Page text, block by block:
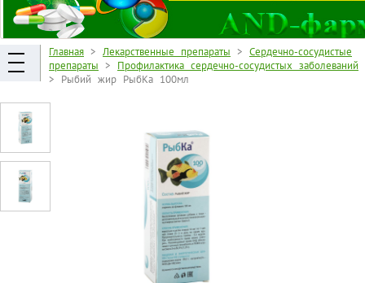
Главная > Лекарственные препараты > Сердечно-сосудистые
препараты > Профилактика сердечно-сосудистых заболеваний
> Рыбий жир РыбКа 100мл